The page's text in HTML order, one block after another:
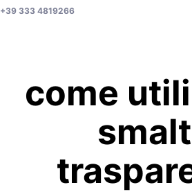
+39 333 4819266
come